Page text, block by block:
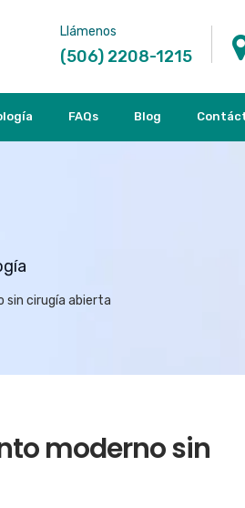
Llámenos
(506) 2208-1215
FAQs Blog
cirugía abierta
moderno sin